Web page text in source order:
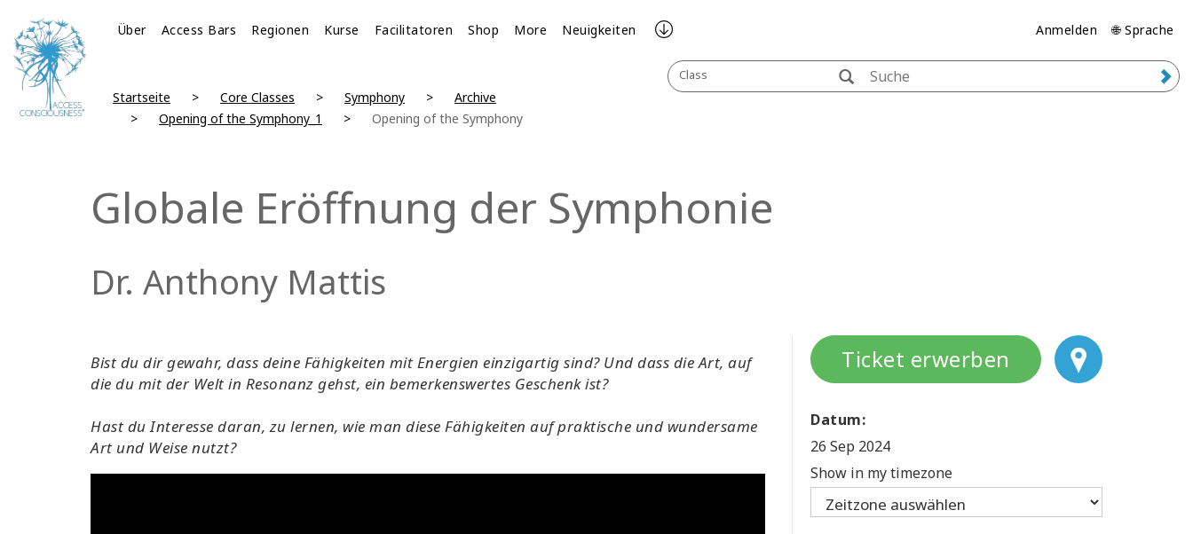
Über Access Bars Regionen Kurse Facilitatoren Shop More Neuigkeiten Anmelden 🌐 Sprache
Class
Startseite Core Classes Symphony
Archive
Opening of the Symphony_1
Opening of the Symphony
Globale Eröffnung der Symphonie
Dr. Anthony Mattis
Bist du dir gewahr, dass deine Fähigkeiten mit Energien einzigartig sind? Und dass die Art, auf
die du mit der Welt in Resonanz gehst, ein bemerkenswertes Geschenk ist?
Hast du Interesse daran, zu lernen, wie man diese Fähigkeiten auf praktische und wundersame
Art und Weise nutzt?
Ticket erwerben
Datum:
26 Sep 2024
Show in my timezone